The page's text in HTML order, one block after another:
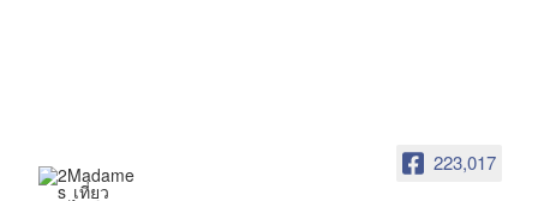
ฮ่องกง
223,017